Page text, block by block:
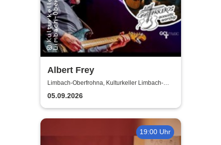
Albert Frey
Limbach-Oberfrohna, Kulturkeller Limbach-
Oberfrohna
05.09.2026
19:00 Uhr